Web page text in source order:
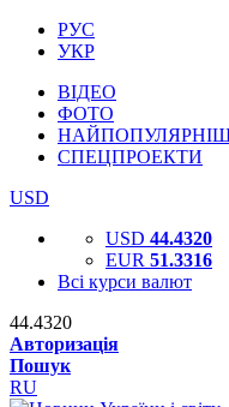
РУС
УКР
ВІДЕО
ФОТО
СПЕЦПРОЕКТИ
USD
USD 44.4320
EUR 51.3316
Всі курси валют
44.4320
Авторизація
Пошук
RU